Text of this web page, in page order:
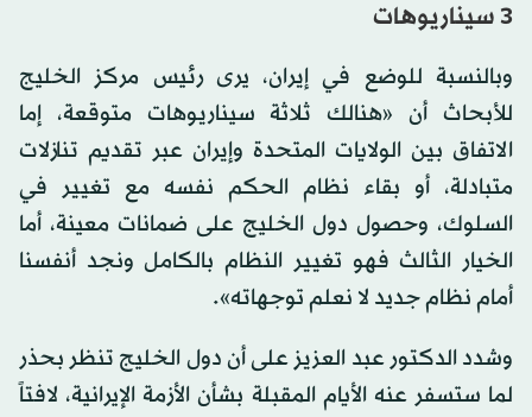
3 سيناريوهات
وبالنسبة للوضع في إيران، يرى رئيس مركز الخليج
للأبحاث أن «هنالك ثلاثة سيناريوهات متوقعة، إما
الاتفاق بين الولايات المتحدة وإيران عبر تقديم تنازلات
متبادلة، أو بقاء نظام الحكم نفسه مع تغيير في
السلوك، وحصول دول الخليج على ضمانات معينة، أما
الخيار الثالث فهو تغيير النظام بالكامل ونجد أنفسنا
أمام نظام جديد لا نعلم توجهاته».
وشدد الدكتور عبد العزيز على أن دول الخليج تنظر بحذر
لما ستسفر عنه الأيام المقبلة بشأن الأزمة الإيرانية، لافتاً